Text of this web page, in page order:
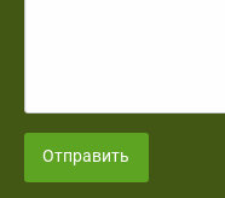
Отправить